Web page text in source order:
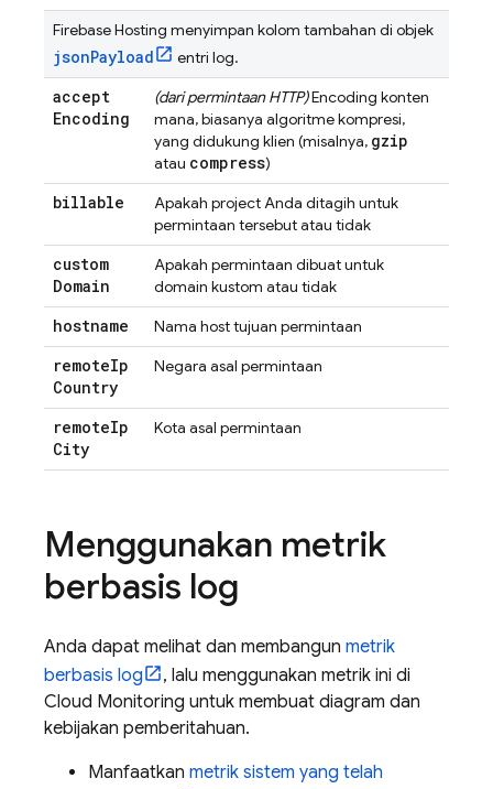
Firebase Hosting menyimpan kolom tambahan di objek
jsonPayload entri log.
accept
Encoding
(dari permintaan HTTP)Encoding konten
mana, biasanya algoritme kompresi,
yang didukung klien (misalnya, gzip
atau compress)
billable
Apakah project Anda ditagih untuk
permintaan tersebut atau tidak
custom
Domain
Apakah permintaan dibuat untuk
domain kustom atau tidak
hostname Nama host tujuan permintaan
remoteIp
Country
Negara asal permintaan
remoteIp
City
Kota asal permintaan
Menggunakan metrik
berbasis log
Anda dapat melihat dan membangun metrik
berbasis log
, lalu menggunakan metrik ini di
Cloud Monitoring untuk membuat diagram dan
kebijakan pemberitahuan.
Manfaatkan metrik sistem yang telah